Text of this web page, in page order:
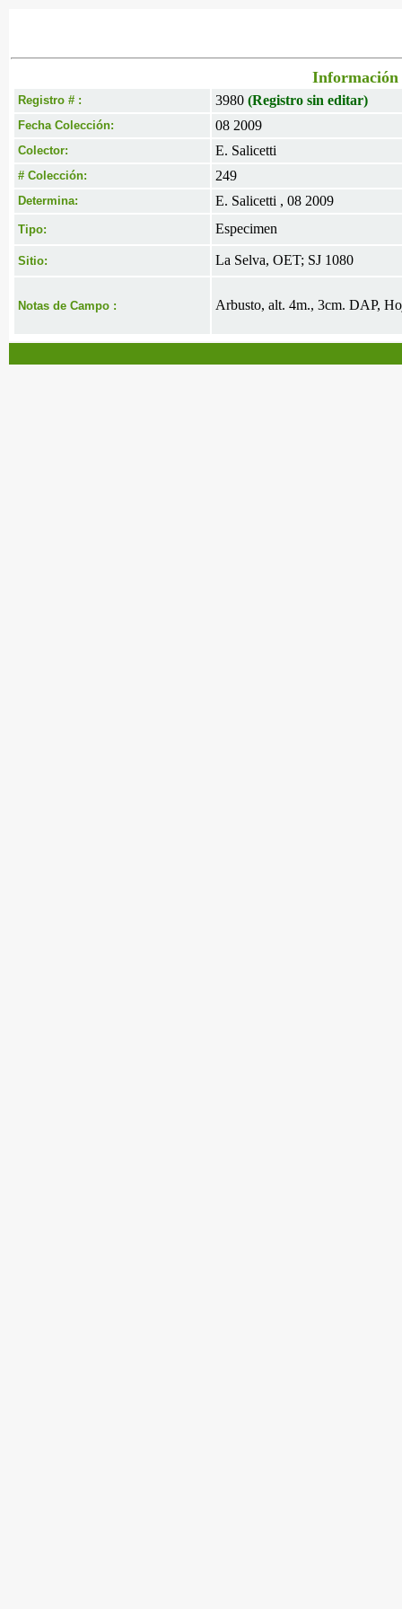
Información
Registro # : 3980 (Registro sin editar)
Fecha Colección: 08 2009
Colector: E. Salicetti
# Colección: 249
Determina: E. Salicetti , 08 2009
Tipo: Especimen
Sitio: La Selva, OET; SJ 1080
Notas de Campo : Arbusto, alt. 4m., 3cm. DAP,